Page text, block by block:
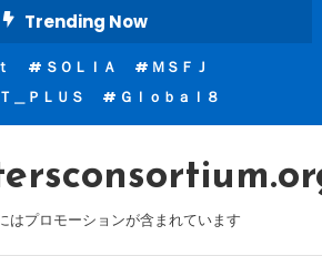
Trending Now
ＳＯＬＩＡ
ＭＳＦＪ
＿ＰＬＵＳ
Ｇｌｏｂａｌ８
はプロモーションが含まれています